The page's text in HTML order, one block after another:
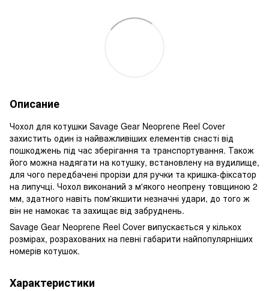
Описание
Чохол для котушки Savage Gear Neoprene Reel Cover
захистить один із найважливіших елементів снасті від
пошкоджень під час зберігання та транспортування. Також
його можна надягати на котушку, встановлену на вудилище,
для чого передбачені прорізи для ручки та кришка-фіксатор
на липучці. Чохол виконаний з м'якого неопрену товщиною 2
мм, здатного навіть пом'якшити незначні удари, до того ж
він не намокає та захищає від забруднень.
Savage Gear Neoprene Reel Cover випускається у кількох
розмірах, розрахованих на певні габарити найпопулярніших
номерів котушок.
Характеристики